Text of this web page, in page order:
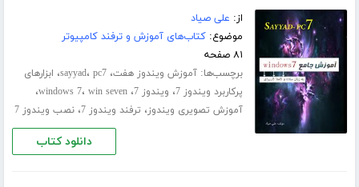
از: علی صیاد
موضوع:کتاب‌های آموزش و ترفند کامپیوتر
۸۱ صفحه
برچسب‌ها:آموزش ویندوز هفت، sayyad، pc7 ، ابزارهای
پرکاربرد ویندوز 7 ، ویندوز 7 ، windows 7، win seven ،
آموزش تصویری ویندوز، ترفند ویندوز 7 ،نصب ویندوز 7
دانلود کتاب